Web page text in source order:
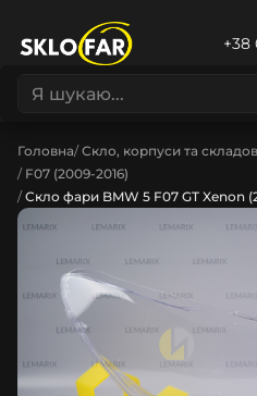
+38
Головна Скло, корпуси та
F07 (2009-2016)
Скло фари BMW 5 F07 GT Xenon